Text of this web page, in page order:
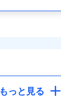
もっと見る